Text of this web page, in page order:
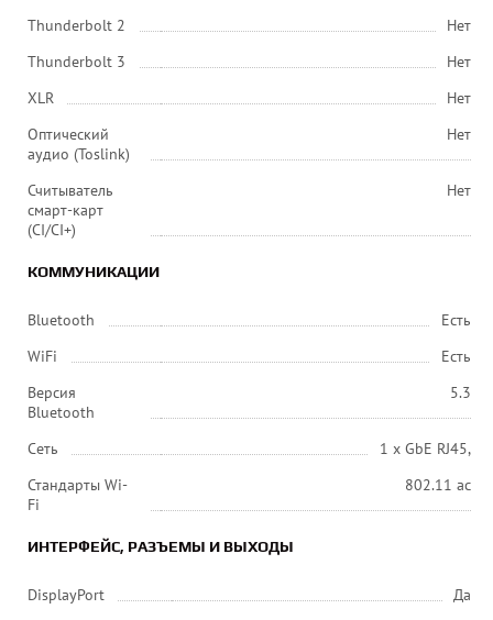
Thunderbolt 2
Нет
Thunderbolt 3
Нет
XLR
Нет
Оптический
аудио (Toslink)
Нет
Считыватель
смарт-карт
(CI/CI+)
Нет
КОММУНИКАЦИИ
Bluetooth
Есть
WiFi
Есть
Версия
Bluetooth
5.3
Сеть
1 x GbE RJ45,
Стандарты Wi-
Fi
802.11 ac
ИНТЕРФЕЙС, РАЗЪЕМЫ И ВЫХОДЫ
DisplayPort
Да